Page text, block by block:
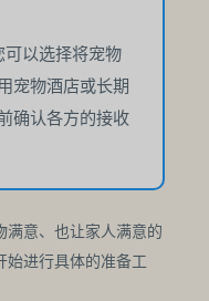
以选择将宠物
宠物酒店或长期
确认各方的接收
满意、也让家人满意的
始进行具体的准备工